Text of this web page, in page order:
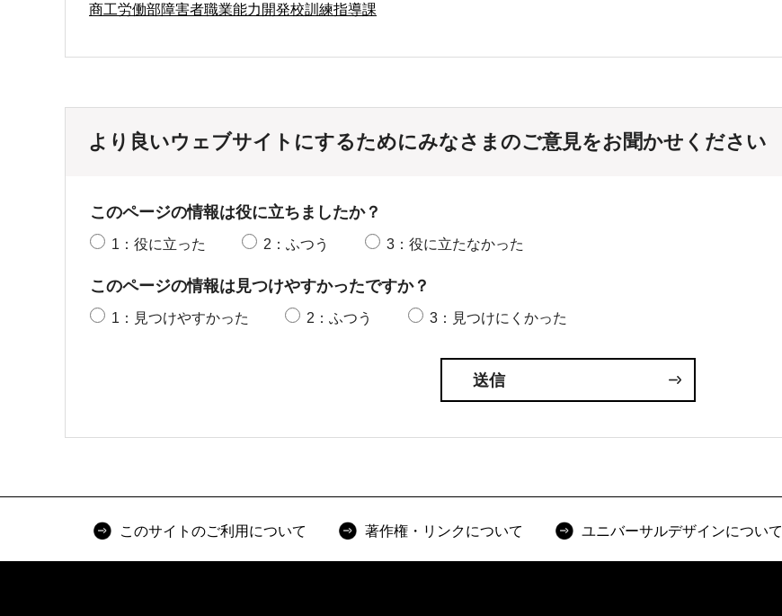
商工労働部障害者職業能力開発校訓練指導課
より良いウェブサイトにするためにみなさまのご意見をお聞かせください
このページの情報は役に立ちましたか？
1：役に立った 2：ふつう 3：役に立たなかった
このページの情報は見つけやすかったですか？
1：見つけやすかった 2：ふつう 3：見つけにくかった
このサイトのご利用について 著作権・リンクについて ユニバーサルデザインについて